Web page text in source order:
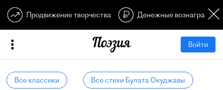
Продвижение творчества Денежные
Войти
Все классики Все стихи Булата Окуджавы